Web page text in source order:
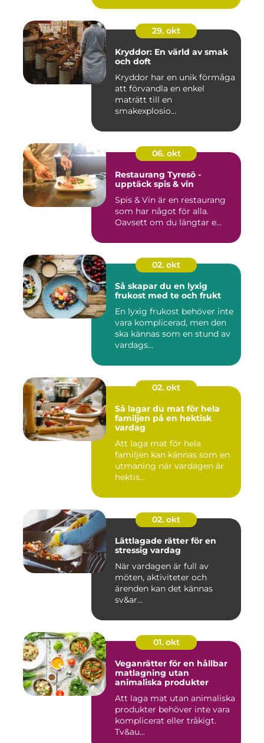
29. okt
Kryddor: En värld av smak
och doft
Kryddor har en unik förmåga
att förvandla en enkel
maträtt till en
smakexplosio...
06. okt
Restaurang Tyresö -
upptäck spis & vin
Spis & Vin är en restaurang
som har något för alla.
Oavsett om du längtar e...
02. okt
Så skapar du en lyxig
frukost med te och frukt
En lyxig frukost behöver inte
vara komplicerad, men den
ska kännas som en stund av
vardags...
02. okt
Så lagar du mat för hela
familjen på en hektisk
vardag
Att laga mat för hela
familjen kan kännas som en
utmaning när vardagen är
hektis...
02. okt
Lättlagade rätter för en
stressig vardag
När vardagen är full av
möten, aktiviteter och
ärenden kan det kännas
sv&ar...
01. okt
Veganrätter för en hållbar
matlagning utan
animaliska produkter
Att laga mat utan animaliska
produkter behöver inte vara
komplicerat eller tråkigt.
Tv&au...